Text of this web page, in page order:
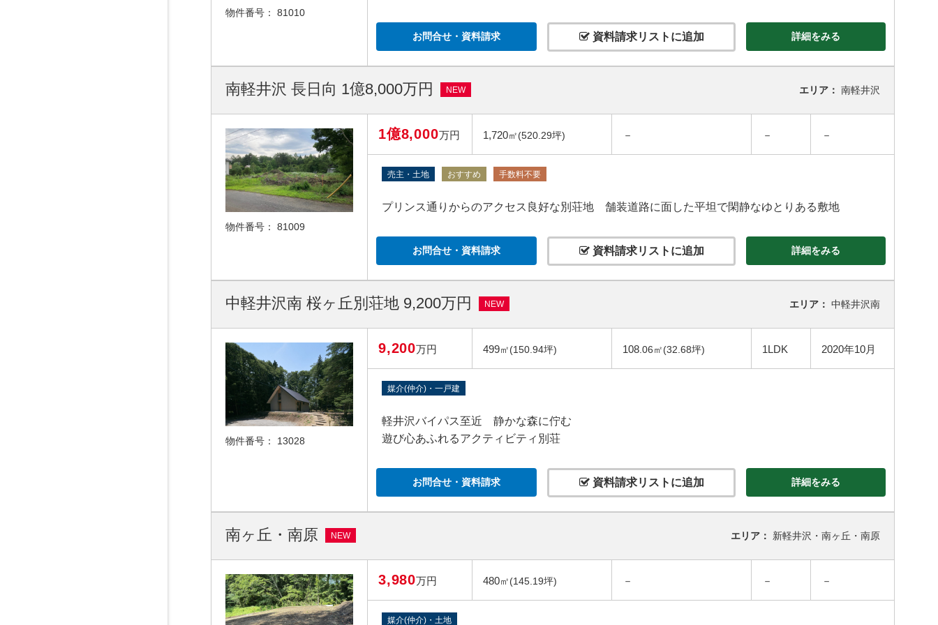
物件番号： 81010
お問合せ・資料請求 資料請求リストに追加 詳細をみる
南軽井沢 長日向 1億8,000万円 NEW エリア： 南軽井沢
物件番号： 81009
1億8,000万円 1,720㎡(520.29坪) － － －
売主・土地 おすすめ 手数料不要
プリンス通りからのアクセス良好な別荘地 舗装道路に面した平坦で閑静なゆとりある敷地
お問合せ・資料請求 資料請求リストに追加 詳細をみる
中軽井沢南 桜ヶ丘別荘地 9,200万円 NEW エリア： 中軽井沢南
物件番号： 13028
9,200万円 499㎡(150.94坪) 108 .06㎡(32.68坪) 1LDK 2020年10月
媒介(仲介)・一戸建
軽井沢バイパス至近 静かな森に佇む
遊び心あふれるアクティビティ別荘
お問合せ・資料請求 資料請求リストに追加 詳細をみる
南ヶ丘・南原 NEW エリア： 新軽井沢・南ヶ丘・南原
3,980万円 480㎡(145.19坪) － － －
媒介(仲介)・土地